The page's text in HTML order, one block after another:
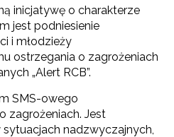
inicjatywę o charakterze
jest podniesienie
i młodzieży
ostrzegania o zagrożeniach
„Alert RCB”.
SMS-owego
zagrożeniach. Jest
nadzwyczajnych,